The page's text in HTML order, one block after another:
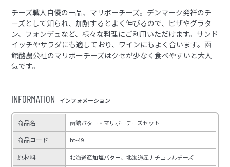
チーズ職人自慢の一品、マリボーチーズ。デンマーク発祥のチ
ーズとして知られ、加熱するとよく伸びるので、ピザやグラタ
ン、フォンデュなど、様々な料理にご利用いただけます。サンド
イッチやサラダにも適しており、ワインにもよく合います。函
館酪農公社のマリボーチーズはクセが少なく食べやすいと大人
気です。
INFORMATION インフォメーション
商品名 函館バター・マリボーチーズセット
商品コード ht-49
原材料 北海道産加塩バター、北海道産ナチュラルチーズ